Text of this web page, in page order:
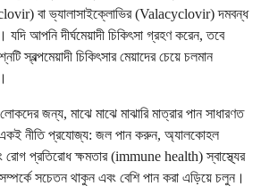
বা ভ্যালাসাইক্লোভির (Valacyclovir) দমবন্ধ
যদি আপনি দীর্ঘমেয়াদী চিকিৎসা গ্রহণ করেন, তবে
চিকিৎসার মেয়াদের চেয়ে চলমান
জন্য, মাঝে মাঝে মাঝারি মাত্রার পান সাধারণত
একই নীতি প্রযোজ্য: জল পান করুন, অ্যালকোহল
প্রতিরোধ ক্ষমতার (immune health) স্বাস্থ্যের
সচেতন থাকুন এবং বেশি পান করা এড়িয়ে চলুন।